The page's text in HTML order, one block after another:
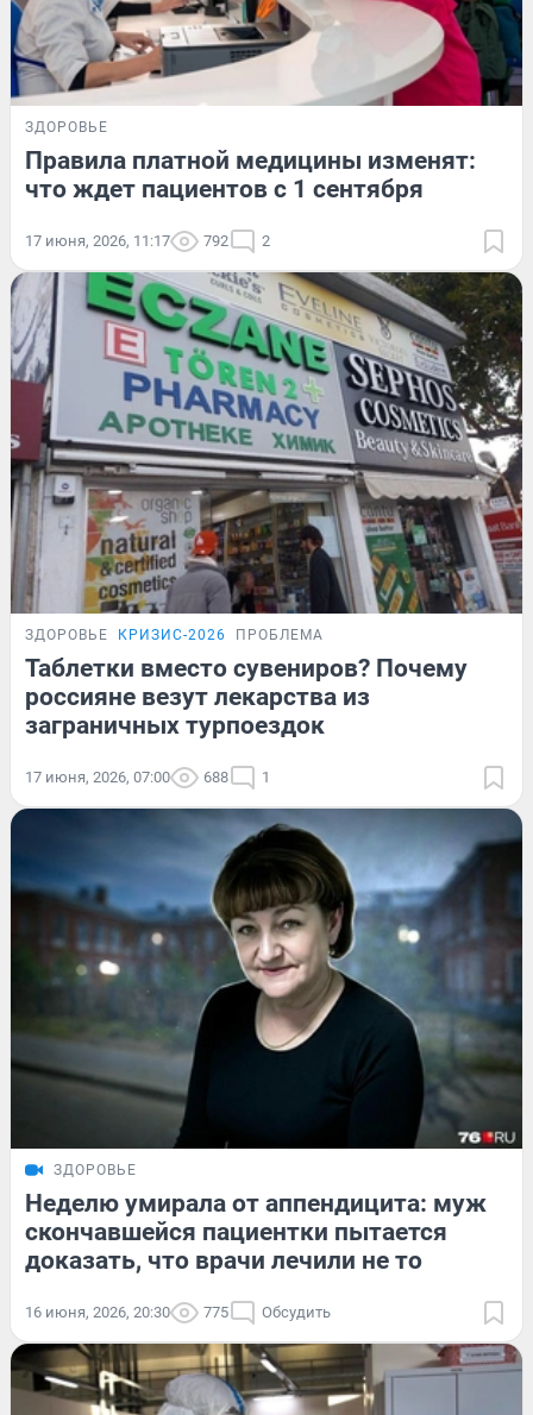
ЗДОРОВЬЕ
Правила платной медицины изменят:
что ждет пациентов с 1 сентября
17 июня, 2026, 11:17 792 2
ЗДОРОВЬЕ КРИЗИС-2026 ПРОБЛЕМА
Таблетки вместо сувениров? Почему
россияне везут лекарства из
заграничных турпоездок
17 июня, 2026, 07:00 688 1
ЗДОРОВЬЕ
Неделю умирала от аппендицита: муж
скончавшейся пациентки пытается
доказать, что врачи лечили не то
16 июня, 2026, 20:30 775 Обсудить